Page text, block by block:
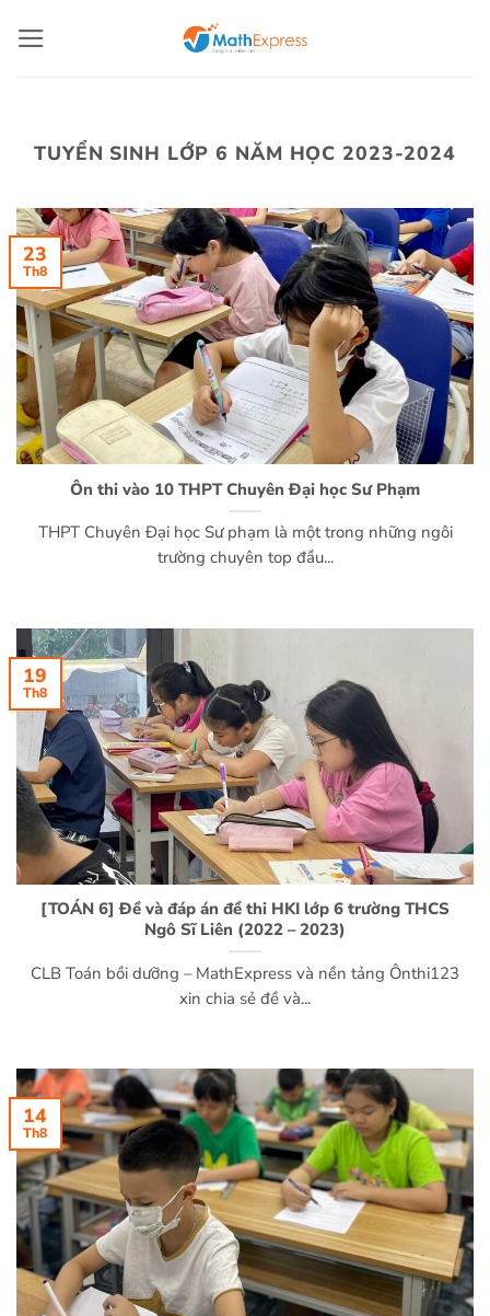
qua
TUYỂN SINH LỚP 6 NĂM HỌC 2023-2024
Ôn thi vào 10 THPT Chuyên Đại học Sư Phạm
THPT Chuyên Đại học Sư phạm là một trong những ngôi
trường chuyên top đầu...
23
Th8
[TOÁN 6] Đề và đáp án đề thi HKI lớp 6 trường THCS
Ngô Sĩ Liên (2022 – 2023)
CLB Toán bồi dưỡng – MathExpress và nền tảng Ônthi123
xin chia sẻ đề và...
19
Th8
14
Th8